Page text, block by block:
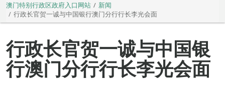
澳门特别行政区政府入口网站
新闻
行政长官贺一诚与中国银行澳门分行行长李光会面
行政长官贺一诚与中国银
行澳门分行行长李光会面